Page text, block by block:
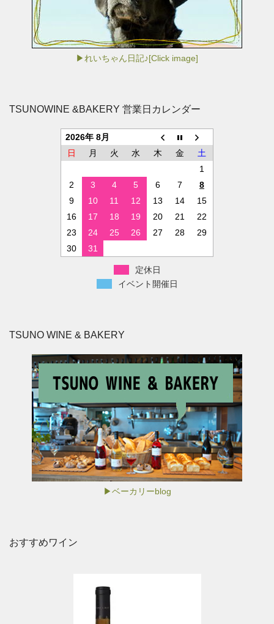
▶れいちゃん日記♪[Click image]
TSUNOWINE &BAKERY 営業日カレンダー
2026年 8月
日
月 火 水 木 金
土
1
2
3 4 5 6 7
8
9
10 11 12 13 14
15
16
17 18 19 20 21
22
23
24 25 26 27 28
29
30
31
定休日
イベント開催日
TSUNO WINE & BAKERY
▶ベーカリーblog
おすすめワイン